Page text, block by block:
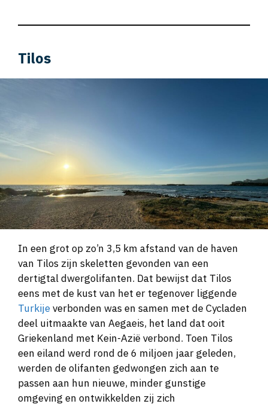
Tilos
In een grot op zo’n 3,5 km afstand van de haven
van Tilos zijn skeletten gevonden van een
dertigtal dwergolifanten. Dat bewijst dat Tilos
eens met de kust van het er tegenover liggende
Turkijeverbonden was en samen met de Cycladen
deel uitmaakte van Aegaeis, het land dat ooit
Griekenland met Kein-Azië verbond. Toen Tilos
een eiland werd rond de 6 miljoen jaar geleden,
werden de olifanten gedwongen zich aan te
passen aan hun nieuwe, minder gunstige
omgeving en ontwikkelden zij zich